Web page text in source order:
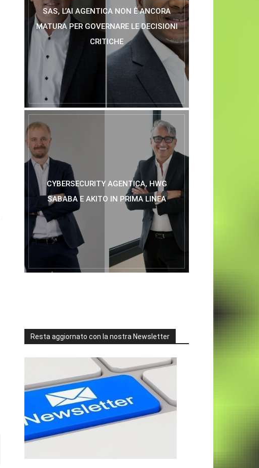
SAS, L’AI AGENTICA NON È ANCORA
MATURA PER GOVERNARE LE DECISIONI
CRITICHE
CYBERSECURITY AGENTICA, HWG
SABABA E AKITO IN PRIMA LINEA
Resta aggiornato con la nostra Newsletter